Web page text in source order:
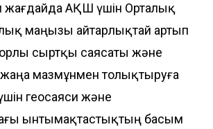
жағдайда АҚШ үшін Орталық
маңызы айтарлықтай артып
сыртқы саясаты және
жаңа мазмұнмен толықтыруға
геосаяси және
ынтымақтастықтың басым